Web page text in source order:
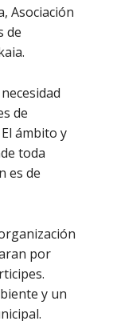
Asociación
de
de
ámbito y
toda
es de
por
y un